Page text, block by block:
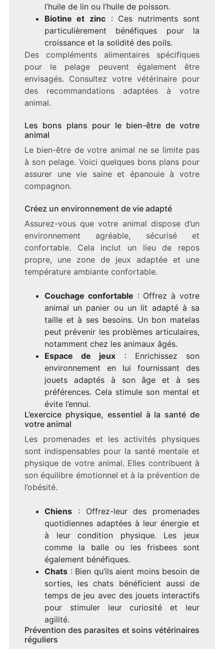
l’huile de lin ou l’huile de poisson.
Biotine et zinc: Ces nutriments sont
particulièrement bénéfiques pour la
croissance et la solidité des poils.
Des compléments alimentaires spécifiques
pour le pelage peuvent également être
envisagés. Consultez votre vétérinaire pour
des recommandations adaptées à votre
animal.
Les bons plans pour le bien-être de votre
animal
Le bien-être de votre animal ne se limite pas
à son pelage. Voici quelques bons plans pour
assurer une vie saine et épanouie à votre
compagnon.
Créez un environnement de vie adapté
Assurez-vous que votre animal dispose d’un
environnement agréable, sécurisé et
confortable. Cela inclut un lieu de repos
propre, une zone de jeux adaptée et une
température ambiante confortable.
Couchage confortable : Offrez à votre
animal un panier ou un lit adapté à sa
taille et à ses besoins. Un bon matelas
peut prévenir les problèmes articulaires,
notamment chez les animaux âgés.
Espace de jeux : Enrichissez son
environnement en lui fournissant des
jouets adaptés à son âge et à ses
préférences. Cela stimule son mental et
évite l’ennui.
L’exercice physique, essentiel à la santé de
votre animal
Les promenades et les activités physiques
sont indispensables pour la santé mentale et
physique de votre animal. Elles contribuent à
son équilibre émotionnel et à la prévention de
l’obésité.
Chiens: Offrez-leur des promenades
quotidiennes adaptées à leur énergie et
à leur condition physique. Les jeux
comme la balle ou les frisbees sont
également bénéfiques.
Chats: Bien qu’ils aient moins besoin de
sorties, les chats bénéficient aussi de
temps de jeu avec des jouets interactifs
pour stimuler leur curiosité et leur
agilité.
Prévention des parasites et soins vétérinaires
réguliers